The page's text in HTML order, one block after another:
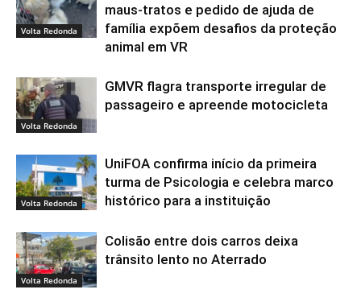
Volta Redonda
maus-tratos e pedido de ajuda de
família expõem desafios da proteção
animal em VR
Volta Redonda
GMVR flagra transporte irregular de
passageiro e apreende motocicleta
Volta Redonda
UniFOA confirma início da primeira
turma de Psicologia e celebra marco
histórico para a instituição
Volta Redonda
Colisão entre dois carros deixa
trânsito lento no Aterrado